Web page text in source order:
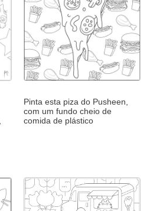
Pinta esta piza do Pusheen,
com um fundo cheio de
comida de plástico